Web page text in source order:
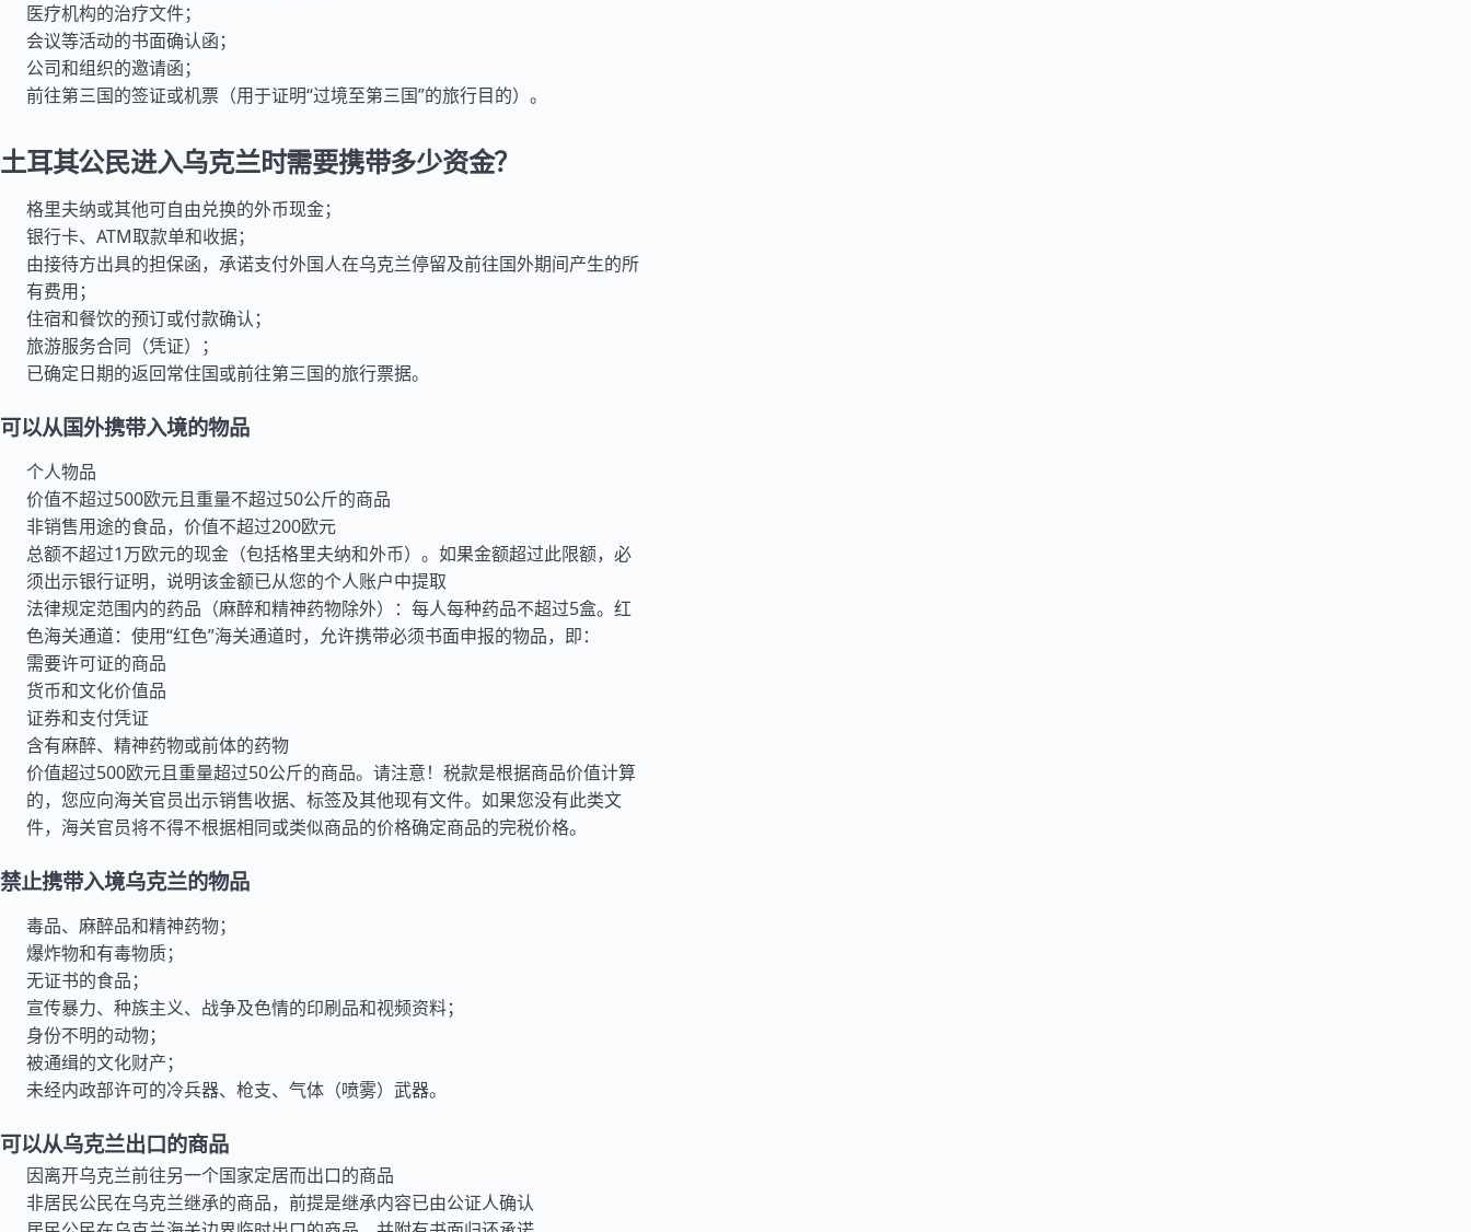
医疗机构的治疗文件；
会议等活动的书面确认函；
公司和组织的邀请函；
前往第三国的签证或机票（用于证明“过境至第三国”的旅行目的）。
土耳其公民进入乌克兰时需要携带多少资金？
格里夫纳或其他可自由兑换的外币现金；
银行卡、ATM取款单和收据；
由接待方出具的担保函，承诺支付外国人在乌克兰停留及前往国外期间产生的所
有费用；
住宿和餐饮的预订或付款确认；
旅游服务合同（凭证）；
已确定日期的返回常住国或前往第三国的旅行票据。
可以从国外携带入境的物品
个人物品
价值不超过500欧元且重量不超过50公斤的商品
非销售用途的食品，价值不超过200欧元
总额不超过1万欧元的现金（包括格里夫纳和外币）。如果金额超过此限额，必
须出示银行证明，说明该金额已从您的个人账户中提取
法律规定范围内的药品（麻醉和精神药物除外）：每人每种药品不超过5盒。红
色海关通道：使用“红色”海关通道时，允许携带必须书面申报的物品，即：
需要许可证的商品
货币和文化价值品
证券和支付凭证
含有麻醉、精神药物或前体的药物
价值超过500欧元且重量超过50公斤的商品。请注意！税款是根据商品价值计算
的，您应向海关官员出示销售收据、标签及其他现有文件。如果您没有此类文
件，海关官员将不得不根据相同或类似商品的价格确定商品的完税价格。
禁止携带入境乌克兰的物品
毒品、麻醉品和精神药物；
爆炸物和有毒物质；
无证书的食品；
宣传暴力、种族主义、战争及色情的印刷品和视频资料；
身份不明的动物；
被通缉的文化财产；
未经内政部许可的冷兵器、枪支、气体（喷雾）武器。
可以从乌克兰出口的商品
因离开乌克兰前往另一个国家定居而出口的商品
非居民公民在乌克兰继承的商品，前提是继承内容已由公证人确认